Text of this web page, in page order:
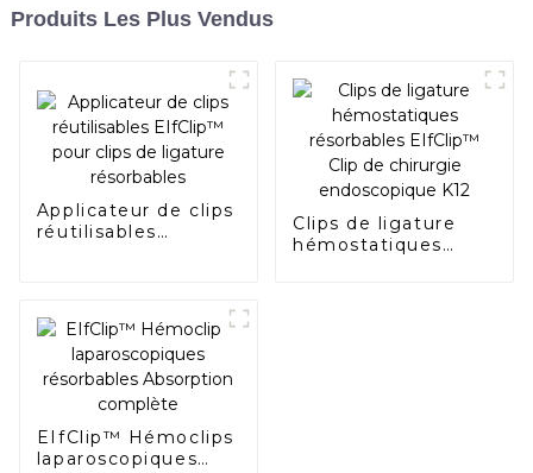
Produits Les Plus Vendus
Applicateur de clips
réutilisables
Clips de ligature
hémostatiques
EIfClip™ Hémoclips
laparoscopiques